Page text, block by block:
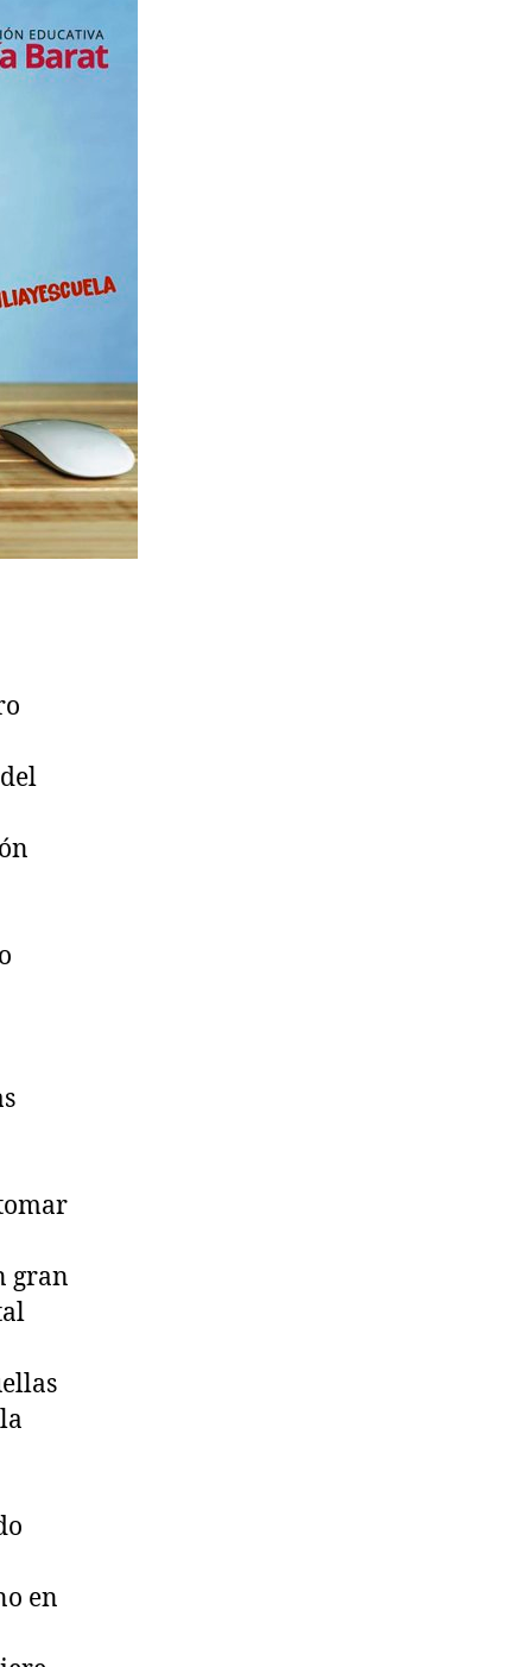
gran
en